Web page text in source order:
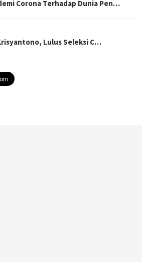
Corona Terhadap Dunia Pen…
Lulus Seleksi C…